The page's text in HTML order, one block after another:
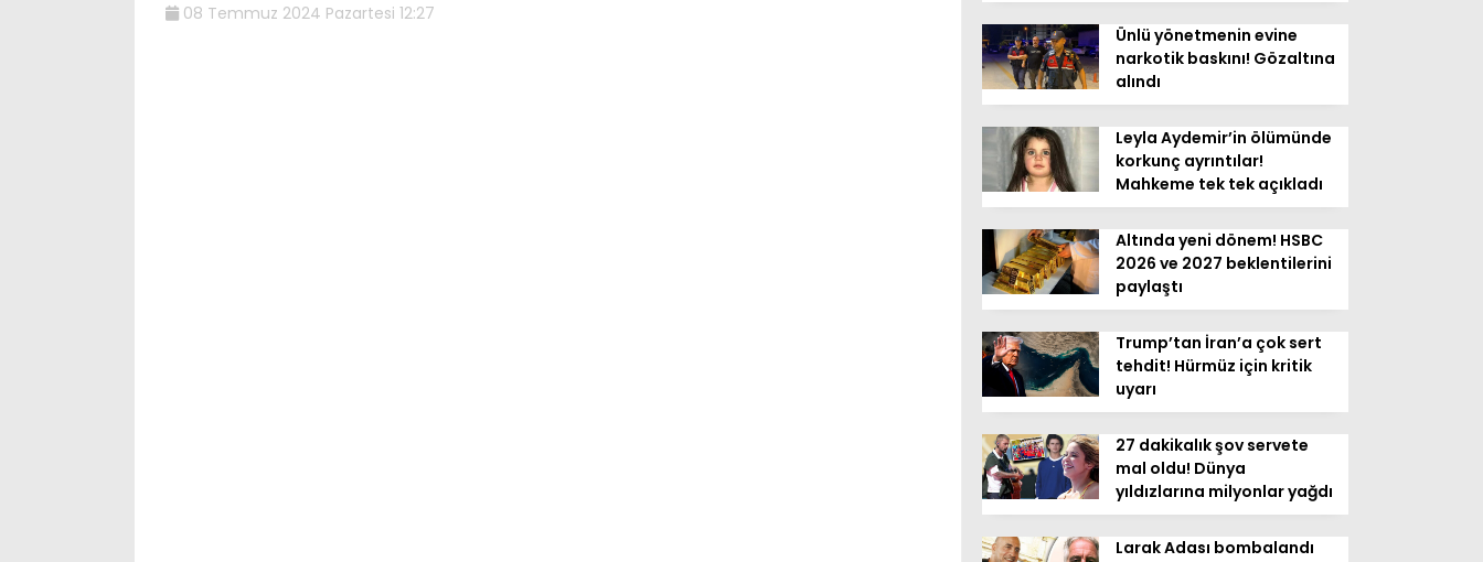
08 Temmuz 2024 Pazartesi 12:27
Ünlü yönetmenin evine
narkotik baskını! Gözaltına
alındı
Leyla Aydemir’in ölümünde
korkunç ayrıntılar!
Mahkeme tek tek açıkladı
Altında yeni dönem! HSBC
2026 ve 2027 beklentilerini
paylaştı
Trump’tan İran’a çok sert
tehdit! Hürmüz için kritik
uyarı
27 dakikalık şov servete
mal oldu! Dünya
yıldızlarına milyonlar yağdı
Larak Adası bombalandı